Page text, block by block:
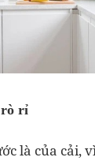
rò rỉ
là của cải,